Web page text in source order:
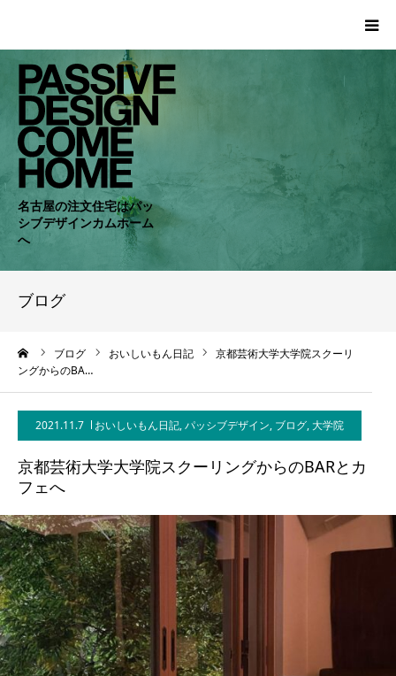
名古屋の注文住宅はパッ
シブデザインカムホーム
へ
ブログ
ブログ おいしいもん日記
京都芸術大学大学院スクーリ
ングからのBA…
2021.11.7 おいしいもん日記,パッシブデザイン, ブログ,大学院
京都芸術大学大学院スクーリングからのBARとカ
フェへ
HOME
WORKS
COMPANY
CONCEPT
NEWS
BLOG
CONTACT